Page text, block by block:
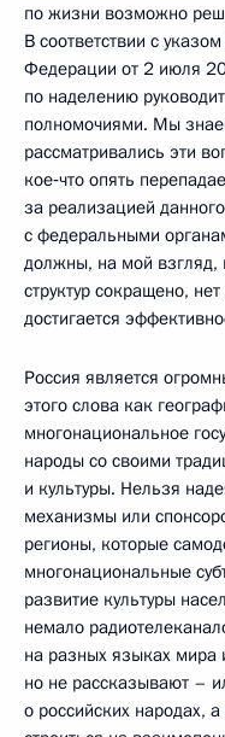
по жизни возможно
В соответствии с
Федерации от 2 июля
по наделению
полномочиями. Мы
рассматривались эти
кое‑что опять
за реализацией
с федеральными
должны, на мой взгляд,
структур сокращено,
достигается
Россия является
этого слова как
многонациональное
народы со своими
и культуры. Нельзя
механизмы или
регионы, которые
многонациональные
развитие культуры
немало
на разных языках мира
но не рассказывают –
о российских народах,